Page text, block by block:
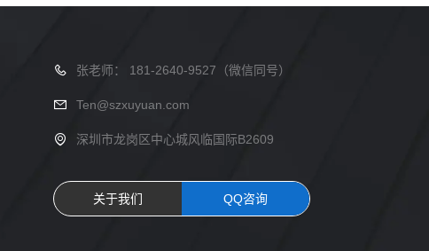
张老师： 181-2640-9527（微信同号）
Ten@szxuyuan.com
深圳市龙岗区中心城风临国际B2609
关于我们 QQ咨询